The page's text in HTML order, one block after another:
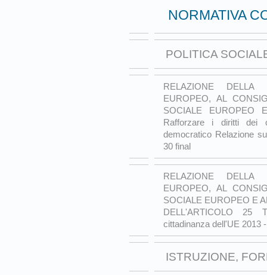
NORMATIVA
POLITICA
RELAZIONE DELLA
EUROPEO, AL
SOCIALE EUROPEO
Rafforzare i diritti dei
democratico Relazione
30 final
RELAZIONE DELLA
EUROPEO, AL
SOCIALE EUROPEO E
DELL'ARTICOLO 25
cittadinanza dell'UE 2013
ISTRUZIONE,